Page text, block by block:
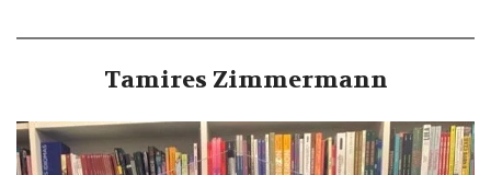
Tamires Zimmermann